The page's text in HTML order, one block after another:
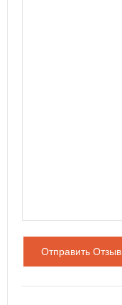
Отправить Отзыв